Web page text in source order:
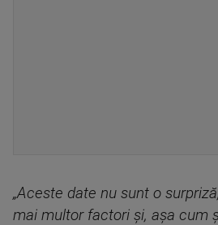
„Aceste date nu sunt o
mai multor factori şi, aşa cum